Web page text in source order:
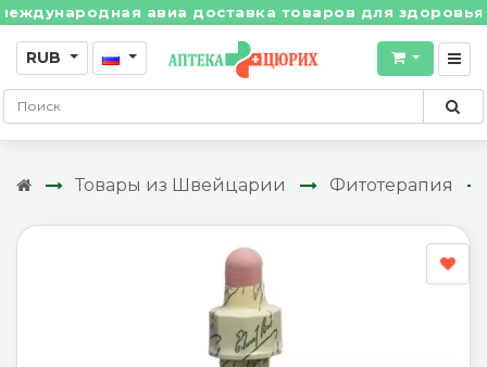
авиа доставка товаров для здоровья
RUB
Товары из Швейцарии Фитотерапия